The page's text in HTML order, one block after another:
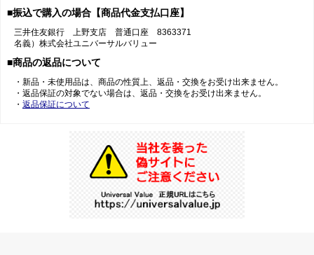
■振込で購入の場合【商品代金支払口座】
三井住友銀行 上野支店 普通口座 8363371
名義）株式会社ユニバーサルバリュー
■商品の返品について
・新品・未使用品は、商品の性質上、返品・交換をお受け出来ません。
・返品保証の対象でない場合は、返品・交換をお受け出来ません。
・ 返品保証について